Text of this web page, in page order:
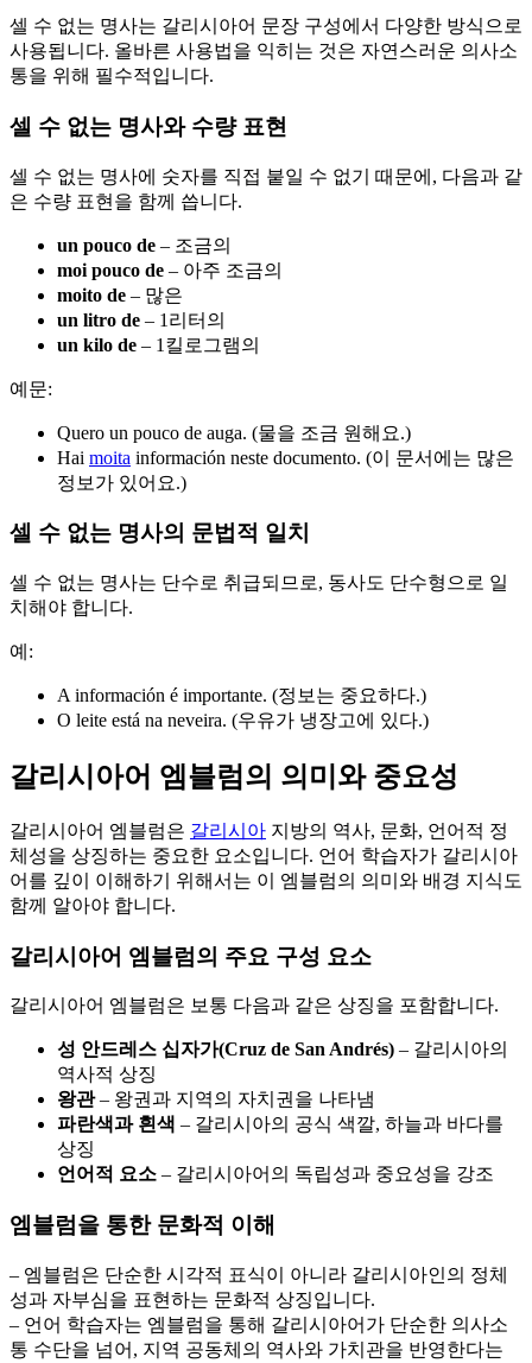
셀 수 없는 명사는 갈리시아어 문장 구성에서 다양한 방식으로
사용됩니다. 올바른 사용법을 익히는 것은 자연스러운 의사소
통을 위해 필수적입니다.
셀 수 없는 명사와 수량 표현
셀 수 없는 명사에 숫자를 직접 붙일 수 없기 때문에, 다음과 같
은 수량 표현을 함께 씁니다.
un pouco de – 조금의
moi pouco de – 아주 조금의
moito de – 많은
un litro de – 1리터의
un kilo de – 1킬로그램의
예문:
Quero un pouco de auga. (물을 조금 원해요.)
Hai moita información neste documento. (이 문서에는 많은
정보가 있어요.)
셀 수 없는 명사의 문법적 일치
셀 수 없는 명사는 단수로 취급되므로, 동사도 단수형으로 일
치해야 합니다.
예:
A información é importante. (정보는 중요하다.)
O leite está na neveira. (우유가 냉장고에 있다.)
갈리시아어 엠블럼의 의미와 중요성
갈리시아어 엠블럼은 갈리시아 지방의 역사, 문화, 언어적 정
체성을 상징하는 중요한 요소입니다. 언어 학습자가 갈리시아
어를 깊이 이해하기 위해서는 이 엠블럼의 의미와 배경 지식도
함께 알아야 합니다.
갈리시아어 엠블럼의 주요 구성 요소
갈리시아어 엠블럼은 보통 다음과 같은 상징을 포함합니다.
성 안드레스 십자가(Cruz de San Andrés) – 갈리시아의
역사적 상징
왕관– 왕권과 지역의 자치권을 나타냄
파란색과 흰색 – 갈리시아의 공식 색깔, 하늘과 바다를
상징
언어적 요소 – 갈리시아어의 독립성과 중요성을 강조
엠블럼을 통한 문화적 이해
– 엠블럼은 단순한 시각적 표식이 아니라 갈리시아인의 정체
성과 자부심을 표현하는 문화적 상징입니다.
– 언어 학습자는 엠블럼을 통해 갈리시아어가 단순한 의사소
통 수단을 넘어, 지역 공동체의 역사와 가치관을 반영한다는